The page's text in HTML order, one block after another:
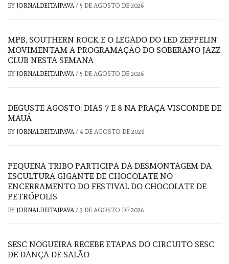
BY JORNALDEITAIPAVA/ 5 DE AGOSTO DE 2026
MPB, SOUTHERN ROCK E O LEGADO DO LED ZEPPELIN
MOVIMENTAM A PROGRAMAÇÃO DO SOBERANO JAZZ
CLUB NESTA SEMANA
BY JORNALDEITAIPAVA/ 5 DE AGOSTO DE 2026
DEGUSTE AGOSTO: DIAS 7 E 8 NA PRAÇA VISCONDE DE
MAUÁ
BY JORNALDEITAIPAVA/ 4 DE AGOSTO DE 2026
PEQUENA TRIBO PARTICIPA DA DESMONTAGEM DA
ESCULTURA GIGANTE DE CHOCOLATE NO
ENCERRAMENTO DO FESTIVAL DO CHOCOLATE DE
PETRÓPOLIS
BY JORNALDEITAIPAVA/ 3 DE AGOSTO DE 2026
SESC NOGUEIRA RECEBE ETAPAS DO CIRCUITO SESC
DE DANÇA DE SALÃO